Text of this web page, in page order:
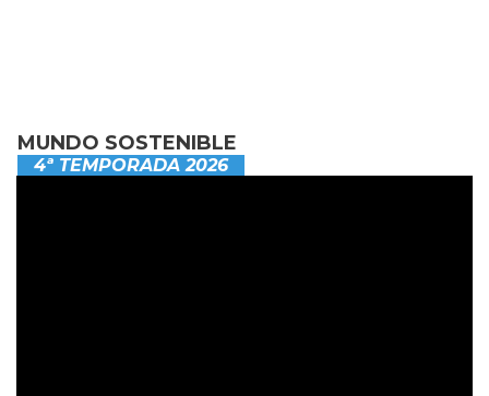
MUNDO SOSTENIBLE
4ª TEMPORADA 2026